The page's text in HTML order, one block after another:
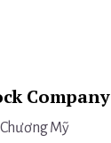
Company
Mỹ